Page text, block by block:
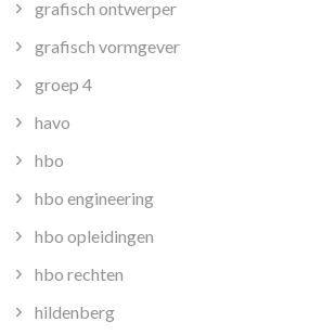
grafisch ontwerper
grafisch vormgever
groep 4
havo
hbo
hbo engineering
hbo opleidingen
hbo rechten
hildenberg